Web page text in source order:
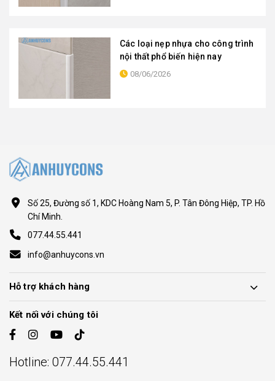
Các loại nẹp nhựa cho công trình
nội thất phổ biến hiện nay
08/06/2026
Số 25, Đường số 1, KDC Hoàng Nam 5, P. Tân Đông Hiệp, TP. Hồ
Chí Minh.
077.44.55.441
info@anhuycons.vn
Hỗ trợ khách hàng
Kết nối với chúng tôi
Hotline: 077.44.55.441